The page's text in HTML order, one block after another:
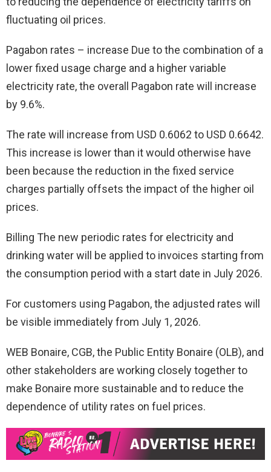
fluctuating oil prices.
Pagabon rates – increase Due to the combination of a
lower fixed usage charge and a higher variable
electricity rate, the overall Pagabon rate will increase
by 9.6%.
The rate will increase from USD 0.6062 to USD 0.6642.
This increase is lower than it would otherwise have
been because the reduction in the fixed service
charges partially offsets the impact of the higher oil
prices.
Billing The new periodic rates for electricity and
drinking water will be applied to invoices starting from
the consumption period with a start date in July 2026.
For customers using Pagabon, the adjusted rates will
be visible immediately from July 1, 2026.
WEB Bonaire, CGB, the Public Entity Bonaire (OLB), and
other stakeholders are working closely together to
make Bonaire more sustainable and to reduce the
dependence of utility rates on fuel prices.